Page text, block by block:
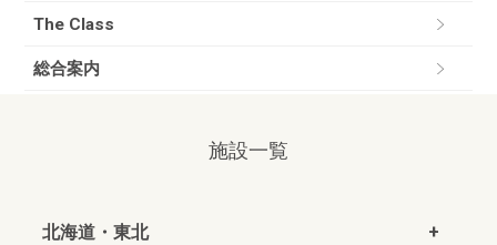
The Class
総合案内
施設一覧
北海道・東北